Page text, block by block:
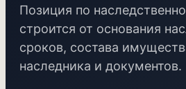
Позиция по
строится от основания
сроков, состава
наследника и документов.